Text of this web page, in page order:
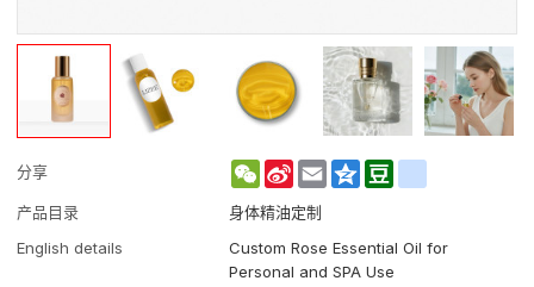
分享 WeChat
Sina
Weibo
Email Qzone
产品目录
身体精油定制
English details
Custom Rose Essential Oil for
Personal and SPA Use